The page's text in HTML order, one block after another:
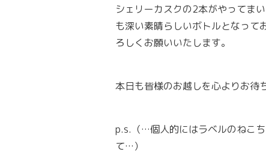
シェリーカスクの2本がやってま
も深い素晴らしいボトルとなって
ろしくお願いいたします。
本日も皆様のお越しを心よりお待
p.s.（…個人的にはラベルのねこ
て…）